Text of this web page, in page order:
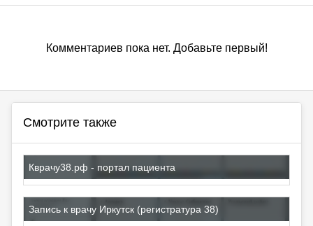
Комментариев пока нет. Добавьте первый!
Смотрите также
Кврачу38.рф - портал пациента
Запись к врачу Иркутск (регистратура 38)